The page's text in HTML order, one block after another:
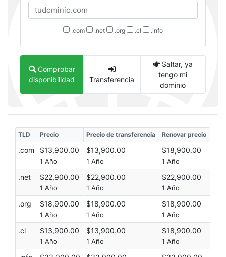
.com .net .org .cl .info
Comprobar
disponibilidad
Transferencia
Saltar, ya
tengo mi
dominio
TLD Precio Precio de transferencia Renovar precio
.com $13,900.00
1 Año
$13,900.00
1 Año
$18,900.00
1 Año
.net $22,900.00
1 Año
$22,900.00
1 Año
$22,900.00
1 Año
.org $18,900.00
1 Año
$18,900.00
1 Año
$18,900.00
1 Año
.cl $13,900.00
1 Año
$13,900.00
1 Año
$18,900.00
1 Año